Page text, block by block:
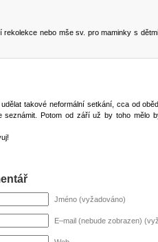
rekolekce nebo mše sv. pro maminky s
takové neformální setkání, cca od
seznámit. Potom od září už by toho
Jméno (vyžadováno)
E–mail (nebude zobrazen)